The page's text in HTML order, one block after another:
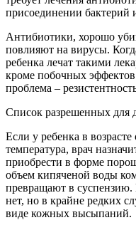
присоединении бактерий
Антибиотики, хорошо
повлияют на вирусы.
ребенка лечат такими
кроме побочных эффектов
проблема –
Список разрешенных для
Если у ребенка в
температура, врач
приобрести в форме
объем кипяченой воды
превращают в суспензию.
нет, но в крайне редких
виде кожных высыпаний.